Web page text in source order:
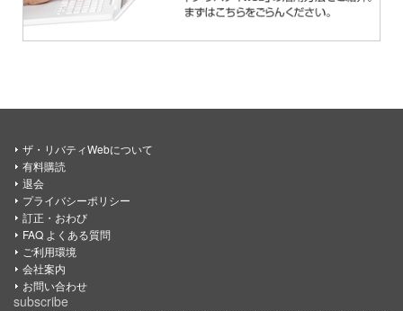
ザ・リバティWebについて
有料購読
退会
プライバシーポリシー
訂正・おわび
FAQ よくある質問
ご利用環境
会社案内
お問い合わせ
subscribe